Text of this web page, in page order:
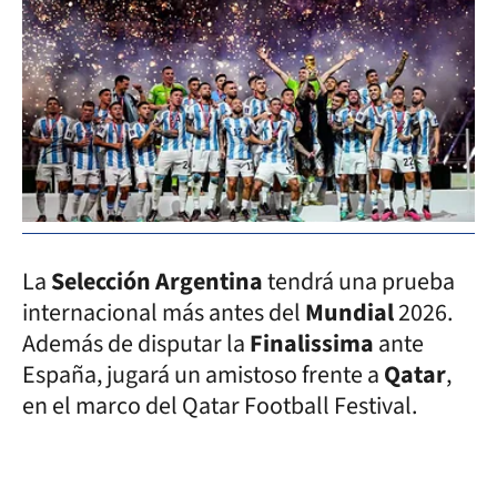
LaSelecciónArgentinatendrá una prueba
internacional más antes delMundial2026.
Además de disputar laFinalissimaante
España, jugará un amistoso frente aQatar,
en el marco del Qatar Football Festival.